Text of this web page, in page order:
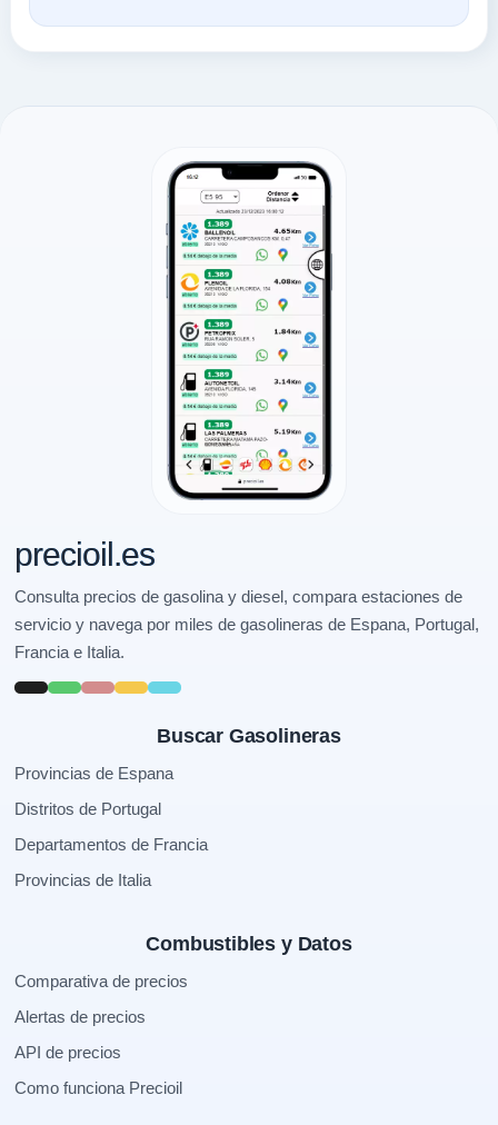
precioil.es
Consulta precios de gasolina y diesel, compara estaciones de
servicio y navega por miles de gasolineras de Espana, Portugal,
Francia e Italia.
Buscar Gasolineras
Provincias de Espana
Distritos de Portugal
Departamentos de Francia
Provincias de Italia
Combustibles y Datos
Comparativa de precios
Alertas de precios
API de precios
Como funciona Precioil